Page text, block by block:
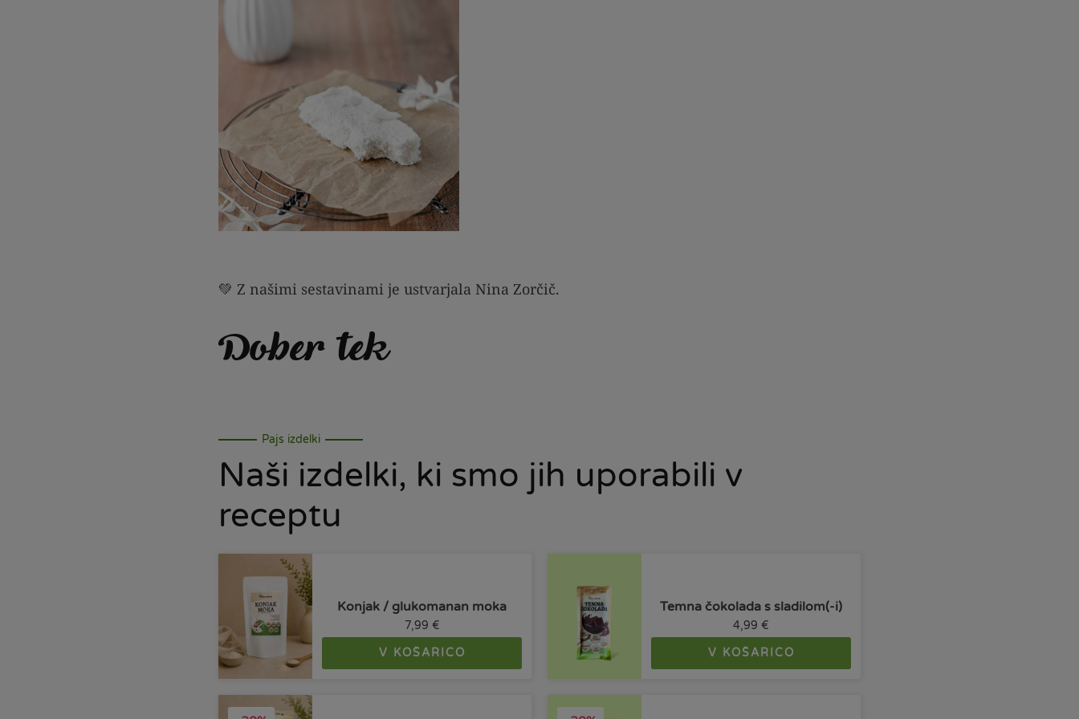
💚 Z našimi sestavinami je ustvarjala Nina Zorčič.
Dober tek
Pajs izdelki
Naši izdelki, ki smo jih uporabili v
receptu
Konjak / glukomanan moka
7,99 €
V KOŠARICO
Temna čokolada s sladilom(-i)
4,99 €
V KOŠARICO